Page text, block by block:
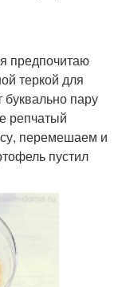
предпочитаю
теркой для
буквально пару
репчатый
перемешаем и
пустил